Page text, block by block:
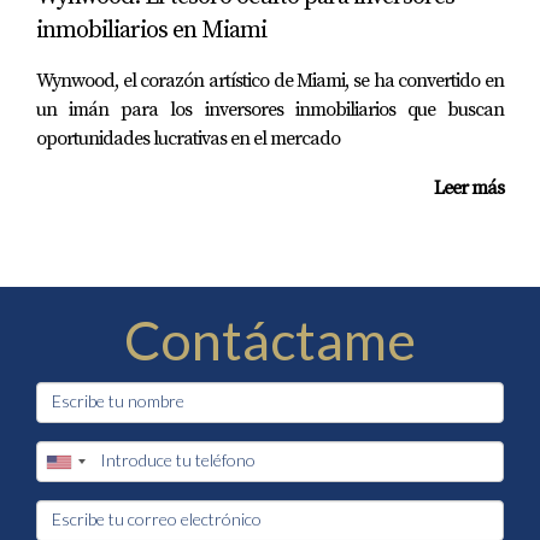
adecuados en cada área:
Realtor especializado
Abogado migratorio
Comprar con visión
están buscando algo más que una simple compra
inmobiliaria.
Buscan:
✔ diversificar patrimonio
inmobiliarios en Miami
Wynwood, el corazón artístico de Miami, se ha convertido en
un imán para los inversores inmobiliarios que buscan
oportunidades lucrativas en el mercado
Leer más
Contáctame